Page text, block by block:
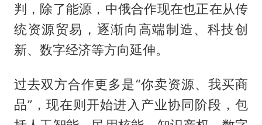
判，除了能源，中俄合作现在也正在从传
统资源贸易，逐渐向高端制造、科技创
新、数字经济等方向延伸。
过去双方合作更多是“你卖资源、我买商
品”，现在则开始进入产业协同阶段，包